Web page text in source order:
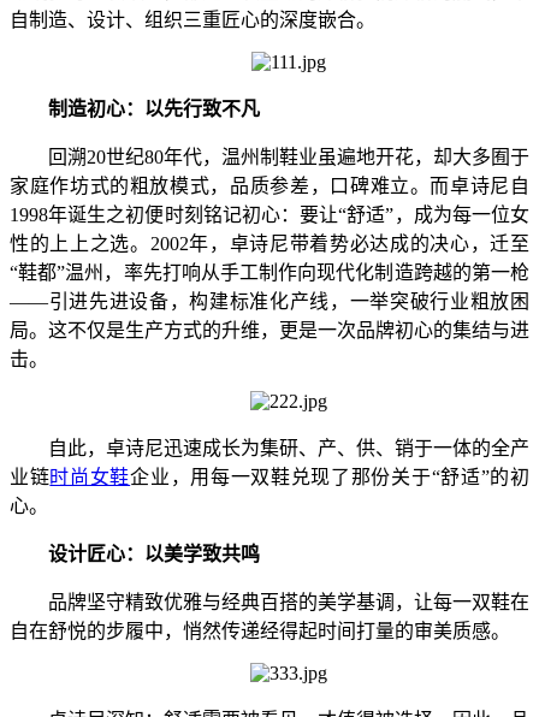
自制造、设计、组织三重匠心的深度嵌合。
制造初心：以先行致不凡
回溯20世纪80年代，温州制鞋业虽遍地开花，却大多囿于
家庭作坊式的粗放模式，品质参差，口碑难立。而卓诗尼自
1998年诞生之初便时刻铭记初心：要让“舒适”，成为每一位女
性的上上之选。2002年，卓诗尼带着势必达成的决心，迁至
“鞋都”温州，率先打响从手工制作向现代化制造跨越的第一枪
——引进先进设备，构建标准化产线，一举突破行业粗放困
局。这不仅是生产方式的升维，更是一次品牌初心的集结与进
击。
自此，卓诗尼迅速成长为集研、产、供、销于一体的全产
业链时尚女鞋企业，用每一双鞋兑现了那份关于“舒适”的初
心。
设计匠心：以美学致共鸣
品牌坚守精致优雅与经典百搭的美学基调，让每一双鞋在
自在舒悦的步履中，悄然传递经得起时间打量的审美质感。